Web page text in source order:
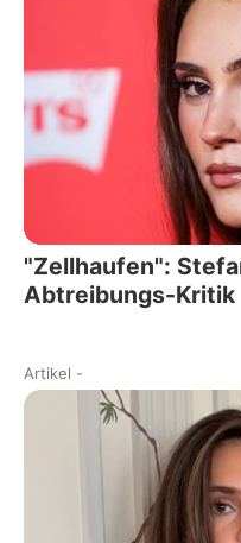
"Zellhaufen":
Abtreibungs-Kritik
Artikel -